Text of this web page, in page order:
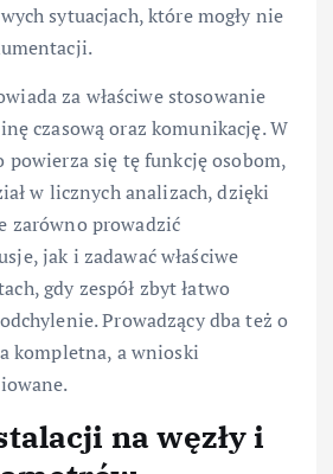
sytuacjach, które mogły nie
za właściwe stosowanie
czasową oraz komunikację. W
powierza się tę funkcję osobom,
w licznych analizach, dzięki
zarówno prowadzić
jak i zadawać właściwe
gdy zespół zbyt łatwo
Prowadzący dba też o
kompletna, a wnioski
na węzły i